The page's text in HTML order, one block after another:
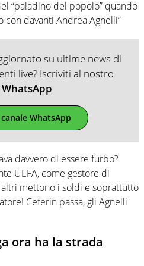
“paladino del popolo” quando
con davanti Andrea Agnelli”
su ultime news di
live? Iscriviti al nostro
WhatsApp
WhatsApp
davvero di essere furbo?
UEFA, come gestore di
mettono i soldi e soprattutto
Ceferin passa, gli Agnelli
ora ha la strada